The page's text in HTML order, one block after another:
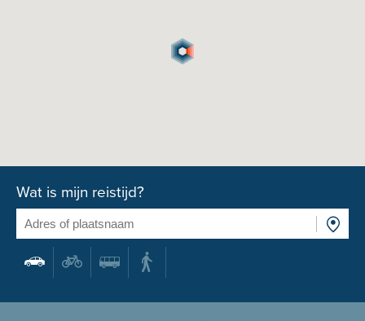
Wat is mijn reistijd?